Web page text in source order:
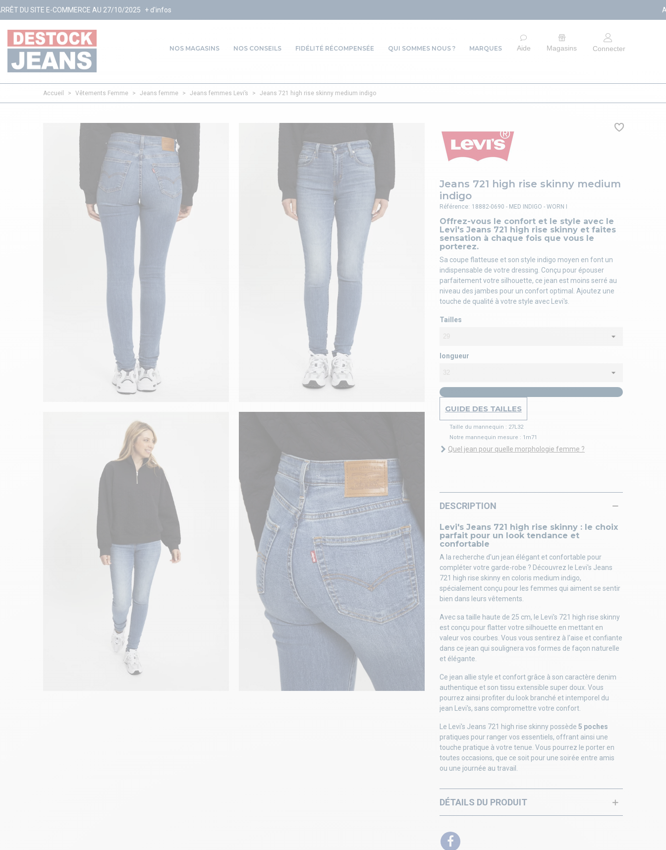
AU 27/10/2025 + d'infos ARRÊT DU SITE
NOS MAGASINS NOS CONSEILS FIDÉLITÉ RÉCOMPENSÉE QUI SOMMES NOUS ? MARQUES Aide Magasins Connecter
Accueil > Vêtements Femme > Jeans femme > Jeans femmes Levi’s > Jeans 721 high rise skinny medium indigo
Jeans 721 high rise skinny medium
indigo
Offrez-vous le confort et le style avec le
Levi's Jeans 721 high rise skinny et faites
sensation à chaque fois que vous le
porterez.
Sa coupe flatteuse et son style indigo moyen en font un
indispensable de votre dressing. Conçu pour épouser
parfaitement votre silhouette, ce jean est moins serré au
niveau des jambes pour un confort optimal. Ajoutez une
touche de qualité à votre style avec Levi's.
Tailles
longueur
GUIDE DES TAILLES
Taille du mannequin : 27L32
Notre mannequin mesure : 1m71
Quel jean pour quelle morphologie femme ?
Référence: 18882-0690 - MED INDIGO - WORN I
DESCRIPTION
Levi's Jeans 721 high rise skinny : le choix
parfait pour un look tendance et
confortable
A la recherche d'un jean élégant et confortable pour
compléter votre garde-robe ? Découvrez le Levi's Jeans
721 high rise skinny en coloris medium indigo,
spécialement conçu pour les femmes qui aiment se sentir
bien dans leurs vêtements.
Avec sa taille haute de 25 cm, le Levi's 721 high rise skinny
est conçu pour flatter votre silhouette en mettant en
valeur vos courbes. Vous vous sentirez à l'aise et confiante
dans ce jean qui soulignera vos formes de façon naturelle
et élégante.
Ce jean allie style et confort grâce à son caractère denim
authentique et son tissu extensible super doux. Vous
pourrez ainsi profiter du look branché et intemporel du
jean Levi's, sans compromettre votre confort.
Le Levi's Jeans 721 high rise skinny possède 5 poches
pratiques pour ranger vos essentiels, offrant ainsi une
touche pratique à votre tenue. Vous pourrez le porter en
toutes occasions, que ce soit pour une soirée entre amis
ou une journée au travail.
DÉTAILS DU PRODUIT